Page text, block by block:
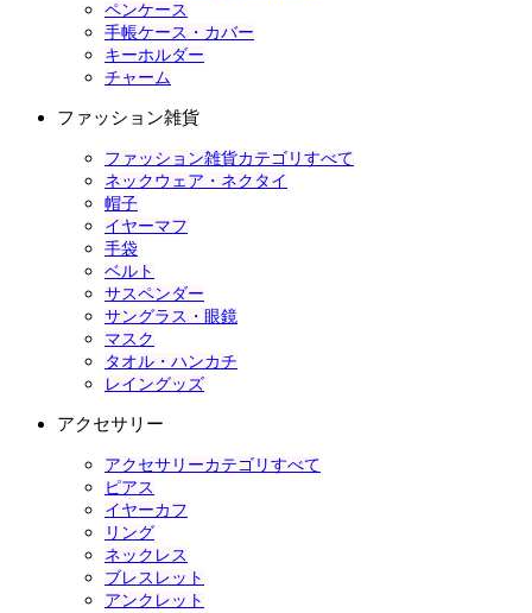
ペンケース
手帳ケース・カバー
キーホルダー
チャーム
ファッション雑貨
ファッション雑貨カテゴリすべて
ネックウェア・ネクタイ
帽子
イヤーマフ
手袋
ベルト
サスペンダー
サングラス・眼鏡
マスク
タオル・ハンカチ
レイングッズ
アクセサリー
アクセサリーカテゴリすべて
ピアス
イヤーカフ
リング
ネックレス
ブレスレット
アンクレット